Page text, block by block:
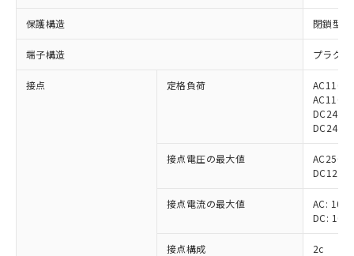
保護構造 閉鎖型
端子構造 プラグ
接点 定格負荷
AC110V
AC110V
DC24V
DC24V
接点電圧の最大値
AC250V
DC125V
接点電流の最大値
AC: 10A
DC: 10A
接点構成 2c